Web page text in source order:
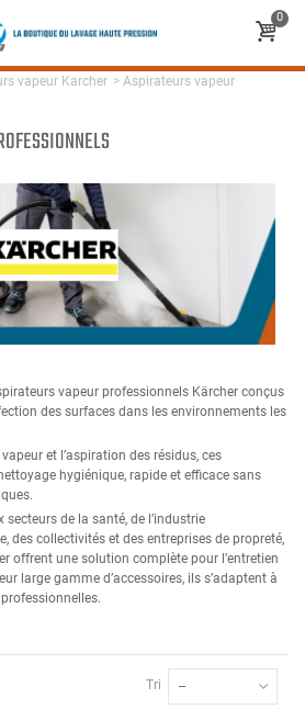
0
vapeur Karcher > Aspirateurs vapeur
vapeur professionnels Kärcher conçus
des surfaces dans les environnements les
et l’aspiration des résidus, ces
hygiénique, rapide et efficace sans
de la santé, de l’industrie
des collectivités et des entreprises de propreté,
offrent une solution complète pour l’entretien
large gamme d’accessoires, ils s’adaptent à
Tri --